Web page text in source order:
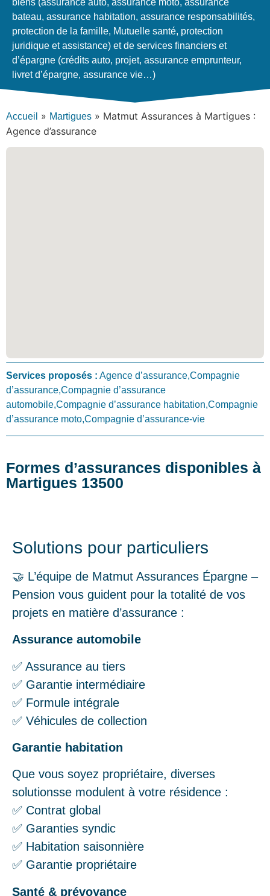
bateau, assurance habitation, assurance responsabilités,
protection de la famille, Mutuelle santé, protection
juridique et assistance) et de services financiers et
d’épargne (crédits auto, projet, assurance emprunteur,
livret d’épargne, assurance vie…)
Accueil » Martigues » Matmut Assurances à Martigues :
Agence d’assurance
Services proposés : Agence d’assurance,Compagnie
d’assurance,Compagnie d’assurance
automobile,Compagnie d’assurance habitation,Compagnie
d’assurance moto,Compagnie d’assurance-vie
Formes d’assurances disponibles à
Martigues 13500
Solutions pour particuliers
🤝 L’équipe de Matmut Assurances Épargne –
Pension vous guident pour la totalité de vos
projets en matière d’assurance :
Assurance automobile
✅ Assurance au tiers
✅ Garantie intermédiaire
✅ Formule intégrale
✅ Véhicules de collection
Garantie habitation
Que vous soyez propriétaire, diverses
solutionsse modulent à votre résidence :
✅ Contrat global
✅ Garanties syndic
✅ Habitation saisonnière
✅ Garantie propriétaire
Santé & prévoyance